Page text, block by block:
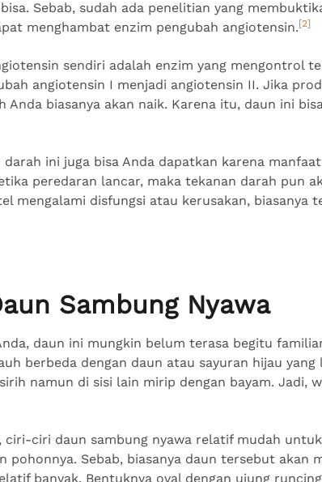
Sebab, sudah ada penelitian yang
menghambat enzim pengubah angiotensin.[2]
sendiri adalah enzim yang mengontrol
angiotensin I menjadi angiotensin II. Jika
Anda biasanya akan naik. Karena itu, daun ini
darah ini juga bisa Anda dapatkan karena
peredaran lancar, maka tekanan darah pun
mengalami disfungsi atau kerusakan, biasanya
Sambung Nyawa
daun ini mungkin belum terasa begitu
berbeda dengan daun atau sayuran hijau yang
namun di sisi lain mirip dengan bayam. Jadi,
ciri-ciri daun sambung nyawa relatif mudah
pohonnya. Sebab, biasanya daun tersebut akan
banyak. Bentuknya oval dengan ujung